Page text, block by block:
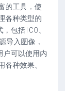
的工具，使
各种类型的
包括 ICO、
导入图像，
户可以使用内
种效果、